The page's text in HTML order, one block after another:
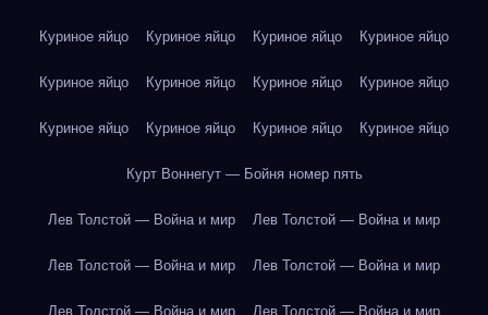
Куриное яйцо Куриное яйцо Куриное яйцо Куриное яйцо
Куриное яйцо Куриное яйцо Куриное яйцо Куриное яйцо
Куриное яйцо Куриное яйцо Куриное яйцо Куриное яйцо
Курт Воннегут — Бойня номер пять
Лев Толстой — Война и мир Лев Толстой — Война и мир
Лев Толстой — Война и мир Лев Толстой — Война и мир
Лев Толстой — Война и мир Лев Толстой — Война и мир